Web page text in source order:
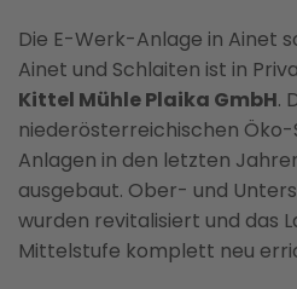
Die E-Werk-Anlage in Ainet
Ainet und Schlaiten ist in
Kittel Mühle Plaika GmbH.
niederösterreichischen
Anlagen in den letzten
ausgebaut. Ober- und
wurden revitalisiert und das
Mittelstufe komplett neu